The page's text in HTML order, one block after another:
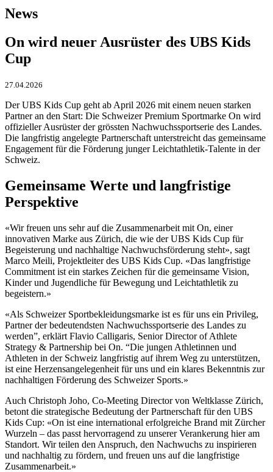
News
On wird neuer Ausrüster des UBS Kids
Cup
27.04.2026
Der UBS Kids Cup geht ab April 2026 mit einem neuen starken
Partner an den Start: Die Schweizer Premium Sportmarke On wird
offizieller Ausrüster der grössten Nachwuchssportserie des Landes.
Die langfristig angelegte Partnerschaft unterstreicht das gemeinsame
Engagement für die Förderung junger Leichtathletik-Talente in der
Schweiz.
Gemeinsame Werte und langfristige
Perspektive
«Wir freuen uns sehr auf die Zusammenarbeit mit On, einer
innovativen Marke aus Zürich, die wie der UBS Kids Cup für
Begeisterung und nachhaltige Nachwuchsförderung steht», sagt
Marco Meili, Projektleiter des UBS Kids Cup. «Das langfristige
Commitment ist ein starkes Zeichen für die gemeinsame Vision,
Kinder und Jugendliche für Bewegung und Leichtathletik zu
begeistern.»
«Als Schweizer Sportbekleidungsmarke ist es für uns ein Privileg,
Partner der bedeutendsten Nachwuchssportserie des Landes zu
werden”, erklärt Flavio Calligaris, Senior Director of Athlete
Strategy & Partnership bei On. “Die jungen Athletinnen und
Athleten in der Schweiz langfristig auf ihrem Weg zu unterstützen,
ist eine Herzensangelegenheit für uns und ein klares Bekenntnis zur
nachhaltigen Förderung des Schweizer Sports.»
Auch Christoph Joho, Co-Meeting Director von Weltklasse Zürich,
betont die strategische Bedeutung der Partnerschaft für den UBS
Kids Cup: «On ist eine international erfolgreiche Brand mit Zürcher
Wurzeln – das passt hervorragend zu unserer Verankerung hier am
Standort. Wir teilen den Anspruch, den Nachwuchs zu inspirieren
und nachhaltig zu fördern, und freuen uns auf die langfristige
Zusammenarbeit.»